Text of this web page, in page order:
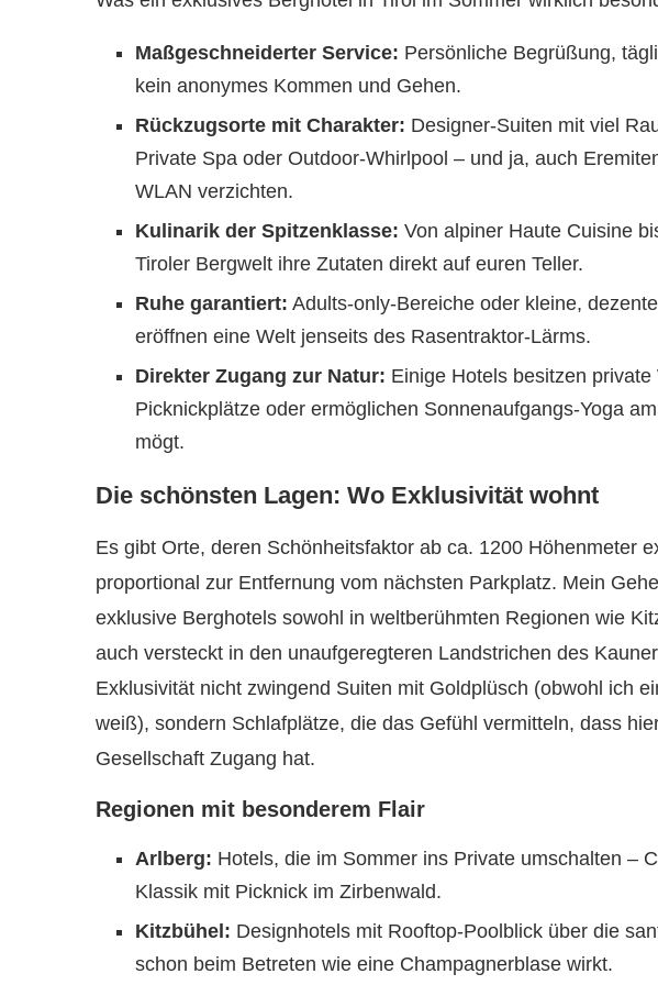
Maßgeschneiderter Service: Persönliche Begrüßung,
kein anonymes Kommen und Gehen.
Rückzugsorte mit Charakter: Designer-Suiten mit viel
Private Spa oder Outdoor-Whirlpool – und ja, auch
WLAN verzichten.
Kulinarik der Spitzenklasse: Von alpiner Haute Cuisine
Tiroler Bergwelt ihre Zutaten direkt auf euren Teller.
Ruhe garantiert: Adults-only-Bereiche oder kleine,
eröffnen eine Welt jenseits des Rasentraktor-Lärms.
Direkter Zugang zur Natur: Einige Hotels besitzen
Picknickplätze oder ermöglichen Sonnenaufgangs-Yoga
mögt.
Die schönsten Lagen: Wo Exklusivität wohnt
Es gibt Orte, deren Schönheitsfaktor ab ca. 1200 Höhenmeter
proportional zur Entfernung vom nächsten Parkplatz. Mein
exklusive Berghotels sowohl in weltberühmten Regionen wie
auch versteckt in den unaufgeregteren Landstrichen des
Exklusivität nicht zwingend Suiten mit Goldplüsch (obwohl ich
weiß), sondern Schlafplätze, die das Gefühl vermitteln, dass
Gesellschaft Zugang hat.
Regionen mit besonderem Flair
Arlberg: Hotels, die im Sommer ins Private umschalten –
Klassik mit Picknick im Zirbenwald.
Kitzbühel: Designhotels mit Rooftop-Poolblick über die
schon beim Betreten wie eine Champagnerblase wirkt.